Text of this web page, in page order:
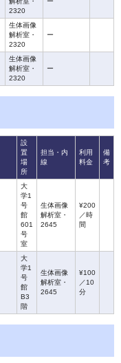
2320
生体画像
解析室・
2320
ー
生体画像
解析室・
2320
ー
設
置
場
所
担当・内
線
利用
料金
備
考
大
学1
号
館
601
号
室
生体画像
解析室・
2645
¥200
／時
間
大
学1
号
館
B3
階
生体画像
解析室・
2645
¥100
／10
分